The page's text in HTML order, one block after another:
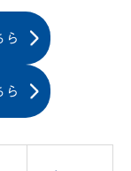
ら
ら